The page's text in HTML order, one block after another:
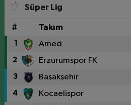
Süper Lig
# Takım
1 Amed
2 Erzurumspor FK
3 Başakşehir
4 Kocaelispor